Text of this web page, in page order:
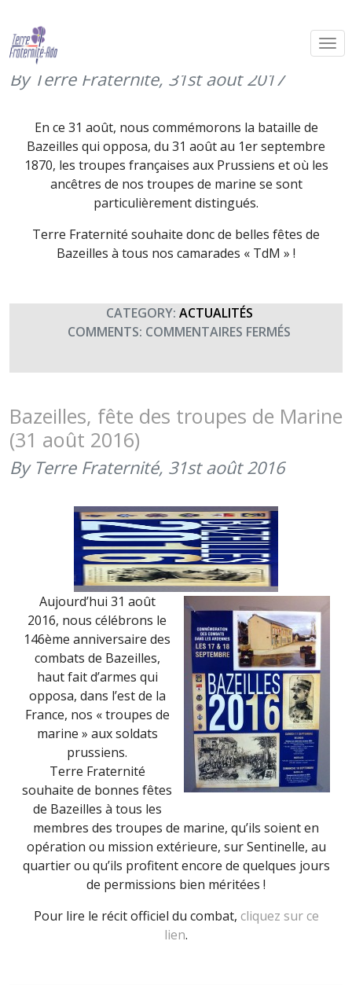
Bazeilles – fête des troupes de
marine (31 août 2017)
By Terre Fraternité, 31st août 2017
En ce 31 août, nous commémorons la bataille de
Bazeilles qui opposa, du 31 août au 1er septembre
1870, les troupes françaises aux Prussiens et où les
ancêtres de nos troupes de marine se sont
particulièrement distingués.
Terre Fraternité souhaite donc de belles fêtes de
Bazeilles à tous nos camarades « TdM » !
CATEGORY: ACTUALITÉS
COMMENTS: COMMENTAIRES FERMÉS
–
DES
TROUPES
Bazeilles, fête des troupes de Marine
(31 août 2016)
By Terre Fraternité, 31st août 2016
Aujourd’hui 31 août
2016, nous célébrons le
146ème anniversaire des
combats de Bazeilles,
haut fait d’armes qui
opposa, dans l’est de la
France, nos « troupes de
marine » aux soldats
prussiens.
Terre Fraternité
souhaite de bonnes fêtes
de Bazeilles à tous les
membres des troupes de marine, qu’ils soient en
opération ou mission extérieure, sur Sentinelle, au
quartier ou qu’ils profitent encore de quelques jours
de permissions bien méritées !
Pour lire le récit officiel du combat, cliquez sur ce
lien.